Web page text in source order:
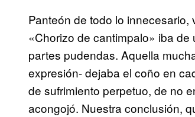
Panteón de todo lo
«Chorizo de cantimpalo» iba
partes pudendas. Aquella
expresión- dejaba el coño en
de sufrimiento perpetuo, de no
acongojó. Nuestra conclusión,